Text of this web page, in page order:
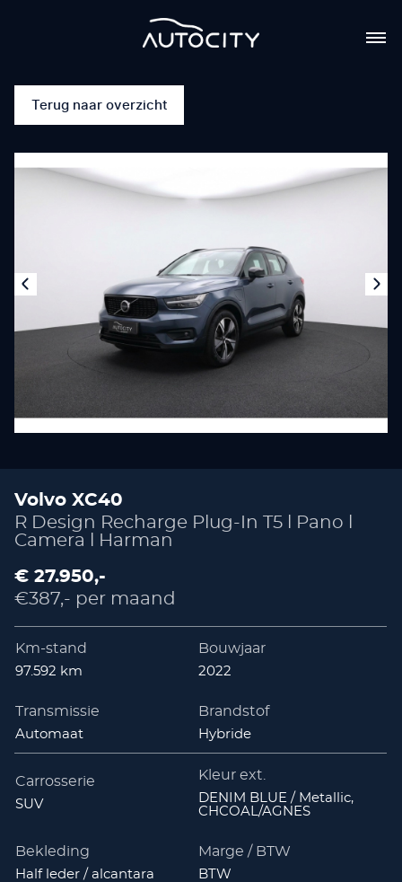
Terug naar overzicht
Volvo XC40
R Design Recharge Plug-In T5 l Pano l
Camera l Harman
€ 27.950,-
€387,- per maand
Km-stand
97.592 km
Bouwjaar
2022
Transmissie
Automaat
Brandstof
Hybride
Carrosserie
SUV
Kleur ext.
DENIM BLUE / Metallic,
CHCOAL/AGNES
Bekleding
Half leder / alcantara
Marge / BTW
BTW